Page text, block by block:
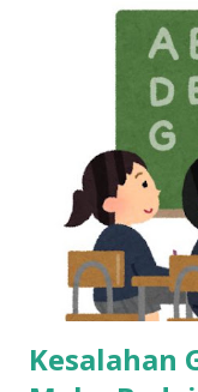
Raya” Tahun 2013,
di mall, dibayar
sekadar bertahan
pindah ke dunia call
rasanya kayak
dua kali lipat.
berhenti di sana.
Banyak yang
Kesalahan